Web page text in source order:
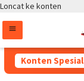
Loncat ke konten
Konten Spesial
Revisi UU HAM